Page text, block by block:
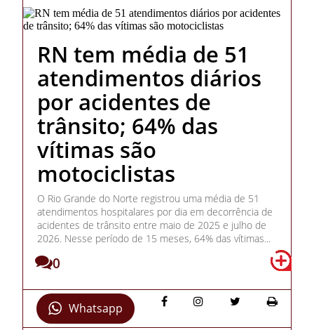
RN tem média de 51
atendimentos diários
por acidentes de
trânsito; 64% das
vítimas são
motociclistas
O Rio Grande do Norte registrou uma média de 51
atendimentos hospitalares por dia em decorrência de
acidentes de trânsito entre maio de 2025 e julho de
2026. Nesse período de 15 meses, 64% das vítimas...
0
Whatsapp